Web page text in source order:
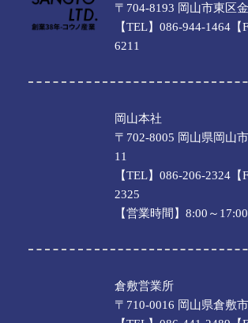
〒704-8193 岡山市東区
【TEL】086-944-1464
6211
岡山本社
〒702-8005 岡山県岡山
11
【TEL】086-206-2324
2325
【営業時間】8:00～
倉敷営業所
〒710-0016 岡山県倉敷